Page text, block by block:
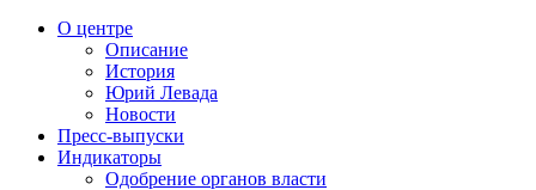
О центре
Описание
История
Юрий Левада
Новости
Пресс-выпуски
Индикаторы
Одобрение органов власти